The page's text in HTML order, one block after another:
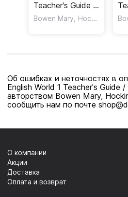
Teacher's Guide +
Ebook Pack /
Bowen Mary, Hocking Liz
Об ошибках и неточностях в
English World 1 Teacher's Guide
авторством Bowen Mary,
сообщить нам по почте
О компании
Акции
Доставка
Оплата и возврат